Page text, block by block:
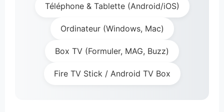
Téléphone & Tablette (Android/iOS)
Ordinateur (Windows, Mac)
Box TV (Formuler, MAG, Buzz)
Fire TV Stick / Android TV Box